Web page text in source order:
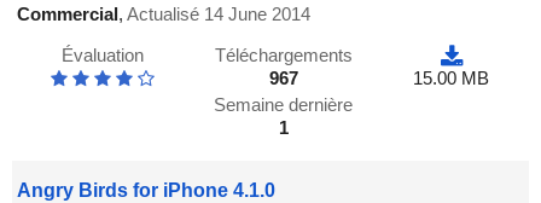
Commercial,Actualisé 14 June 2014
Évaluation
Téléchargements
967
Semaine dernière
1
15.00 MB
Angry Birds for iPhone 4.1.0